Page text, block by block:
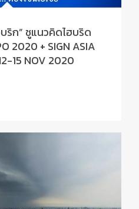
ริก” ชูแนวคิดไฮบริด
2020 + SIGN ASIA
15 NOV 2020